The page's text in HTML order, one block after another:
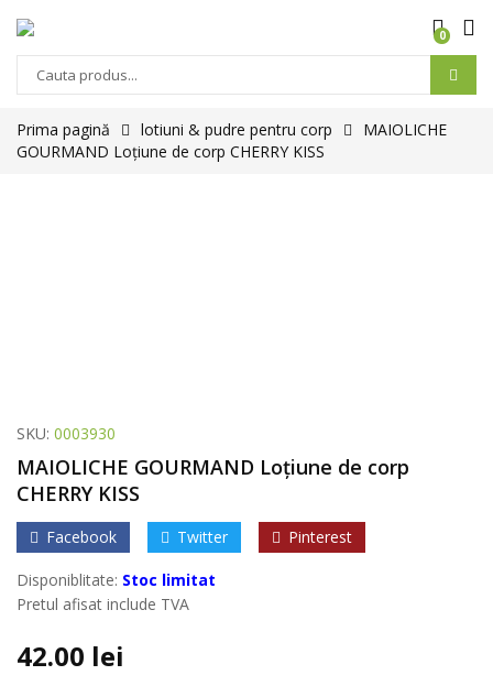
0
Prima pagină lotiuni & pudre pentru corp
MAIOLICHE
GOURMAND Loțiune de corp CHERRY KISS
SKU: 0003930
MAIOLICHE GOURMAND Loțiune de corp
CHERRY KISS
Facebook Twitter Pinterest
Disponiblitate: Stoc limitat
Pretul afisat include TVA
42.00 lei